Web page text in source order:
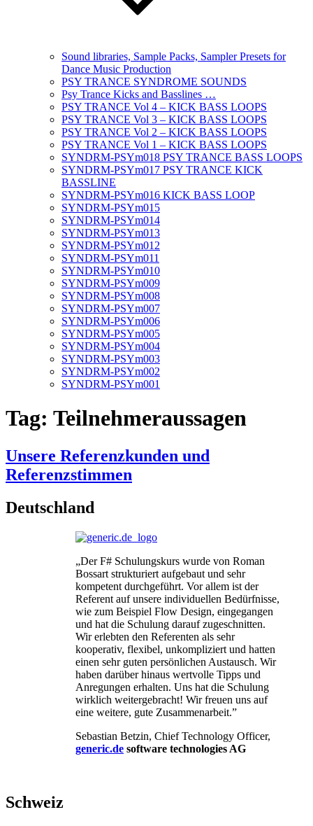
Sound libraries, Sample Packs, Sampler Presets for
Dance Music Production
PSY TRANCE SYNDROME SOUNDS
Psy Trance Kicks and Basslines …
PSY TRANCE Vol 4 – KICK BASS LOOPS
PSY TRANCE Vol 3 – KICK BASS LOOPS
PSY TRANCE Vol 2 – KICK BASS LOOPS
PSY TRANCE Vol 1 – KICK BASS LOOPS
SYNDRM-PSYm018 PSY TRANCE BASS LOOPS
SYNDRM-PSYm017 PSY TRANCE KICK
BASSLINE
SYNDRM-PSYm016 KICK BASS LOOP
SYNDRM-PSYm015
SYNDRM-PSYm014
SYNDRM-PSYm013
SYNDRM-PSYm012
SYNDRM-PSYm011
SYNDRM-PSYm010
SYNDRM-PSYm009
SYNDRM-PSYm008
SYNDRM-PSYm007
SYNDRM-PSYm006
SYNDRM-PSYm005
SYNDRM-PSYm004
SYNDRM-PSYm003
SYNDRM-PSYm002
SYNDRM-PSYm001
Tag: Teilnehmeraussagen
Unsere Referenzkunden und
Referenzstimmen
Deutschland
„Der F# Schulungskurs wurde von Roman
Bossart strukturiert aufgebaut und sehr
kompetent durchgeführt. Vor allem ist der
Referent auf unsere individuellen Bedürfnisse,
wie zum Beispiel Flow Design, eingegangen
und hat die Schulung darauf zugeschnitten.
Wir erlebten den Referenten als sehr
kooperativ, flexibel, unkompliziert und hatten
einen sehr guten persönlichen Austausch. Wir
haben darüber hinaus wertvolle Tipps und
Anregungen erhalten. Uns hat die Schulung
wirklich weitergebracht! Wir freuen uns auf
eine weitere, gute Zusammenarbeit.”
Sebastian Betzin, Chief Technology Officer,
generic.de software technologies AG
Schweiz